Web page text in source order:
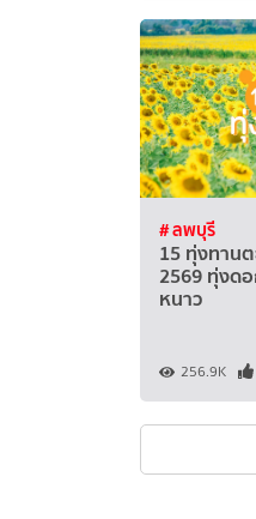
# ลพบุรี
15 ทุ่งทาน
2569 ทุ่งด
หนาว
256.9K